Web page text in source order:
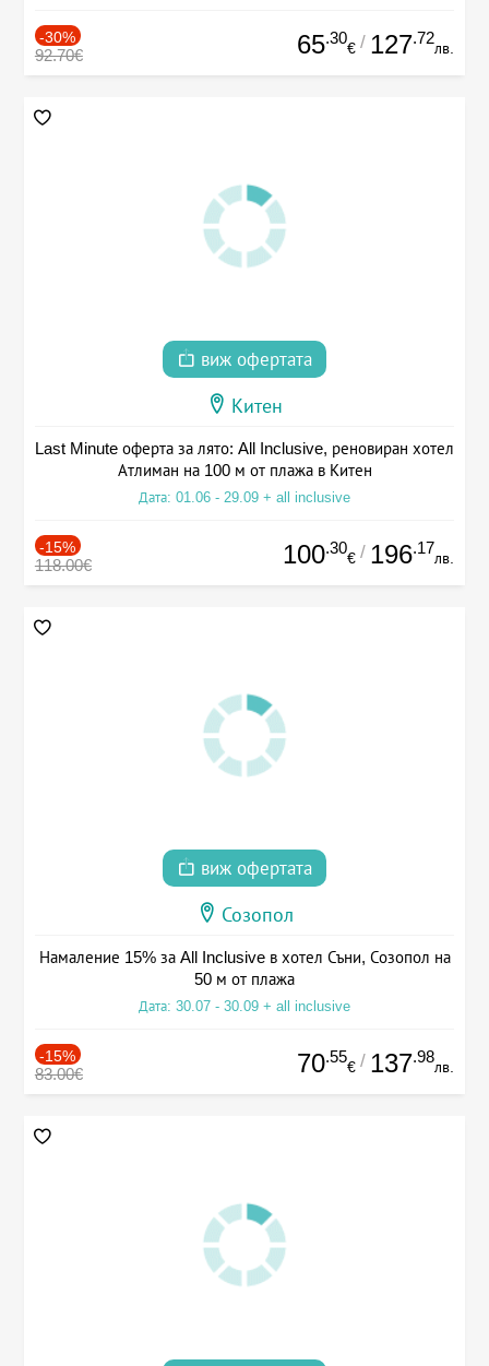
-30%
92.70€ 65.30
€ / 127.72
лв.
виж офертата
Китен
Last Minute оферта за лято: All Inclusive, реновиран хотел
Атлиман на 100 м от плажа в Китен
Дата: 01.06 - 29.09 + all inclusive
-15%
118.00€ 100.30
€ / 196.17
лв.
виж офертата
Созопол
Намаление 15% за All Inclusive в хотел Съни, Созопол на
50 м от плажа
Дата: 30.07 - 30.09 + all inclusive
-15%
83.00€ 70.55
€ / 137.98
лв.